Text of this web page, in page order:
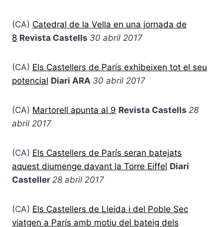
(CA) Catedral de la Vella en una jornada de
8 Revista Castells 30 abril 2017
(CA) Els Castellers de París exhibeixen tot el seu
potencial Diari ARA 30 abril 2017
(CA) Martorell apunta al 9 Revista Castells 28
abril 2017
(CA) Els Castellers de París seran batejats
aquest diumenge davant la Torre Eiffel Diari
Casteller 28 abril 2017
(CA) Els Castellers de Lleida i del Poble Sec
viatgen a París amb motiu del bateig dels